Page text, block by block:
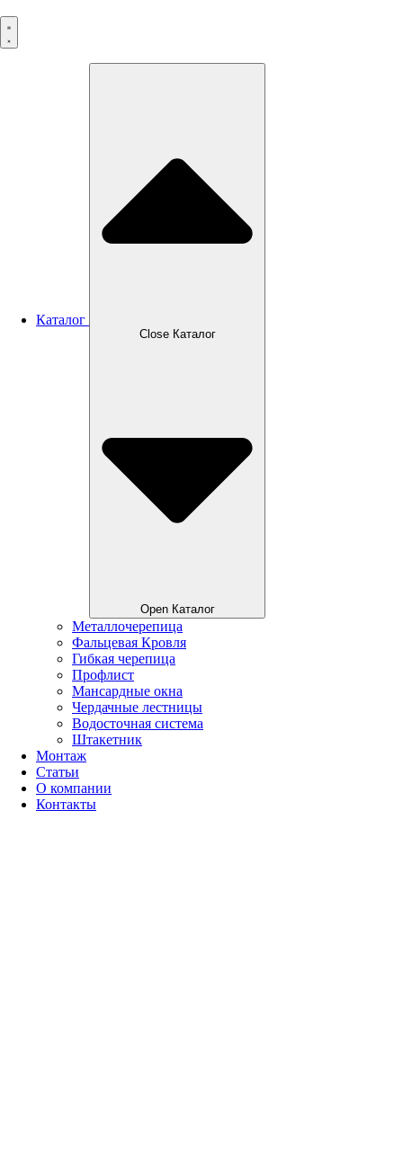
к
содержимому
Каталог
Close Каталог
Open Каталог
Металлочерепица
Фальцевая Кровля
Гибкая черепица
Профлист
Мансардные окна
Чердачные лестницы
Водосточная система
Штакетник
Монтаж
Статьи
О компании
Контакты